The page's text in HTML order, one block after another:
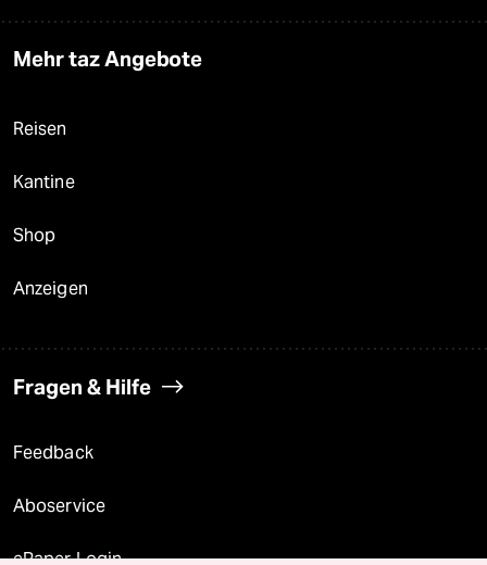
Mehr taz Angebote
Reisen
Kantine
Shop
Anzeigen
Fragen & Hilfe
Feedback
Aboservice
ePaper Login